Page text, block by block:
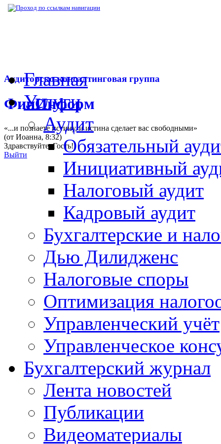
Аудиторско-консалтинговая группа
ФинИнформ
«...и познаете истину, и истина сделает вас свободными»
(от Иоанна, 8:32)
Здравствуйте,Гость!
Выйти
Главная
Услуги
Аудит
Обязательный
Инициативный
Налоговый аудит
Кадровый аудит
Бухгалтерские и
Дью Дилидженс
Налоговые споры
Оптимизация
Управленческий учёт
Управленческое
Бухгалтерский журнал
Лента новостей
Публикации
Видеоматериалы